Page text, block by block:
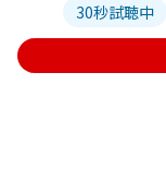
30秒試聴中